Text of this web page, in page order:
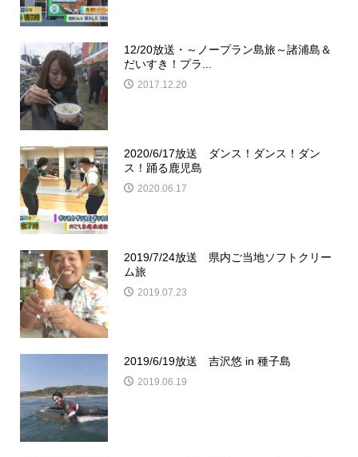
12/20放送・～ノープラン島旅～諸浦島＆
だいすき！プラ...
2017.12.20
2020/6/17放送 ダンス！ダンス！ダン
ス！踊る鹿児島
2020.06.17
2019/7/24放送 県内ご当地ソフトクリー
ム旅
2019.07.23
2019/6/19放送 吉沢悠 in 種子島
2019.06.19